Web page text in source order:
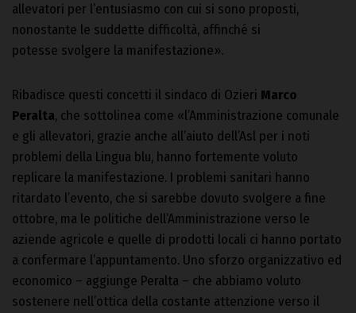
allevatori per l’entusiasmo con cui si sono proposti,
nonostante le suddette difficoltà, affinché si
potesse svolgere la manifestazione».
Ribadisce questi concetti il sindaco di Ozieri Marco
Peralta, che sottolinea come «l’Amministrazione comunale
e gli allevatori, grazie anche all’aiuto dell’Asl per i noti
problemi della Lingua blu, hanno fortemente voluto
replicare la manifestazione. I problemi sanitari hanno
ritardato l’evento, che si sarebbe dovuto svolgere a fine
ottobre, ma le politiche dell’Amministrazione verso le
aziende agricole e quelle di prodotti locali ci hanno portato
a confermare l’appuntamento. Uno sforzo organizzativo ed
economico – aggiunge Peralta – che abbiamo voluto
sostenere nell’ottica della costante attenzione verso il